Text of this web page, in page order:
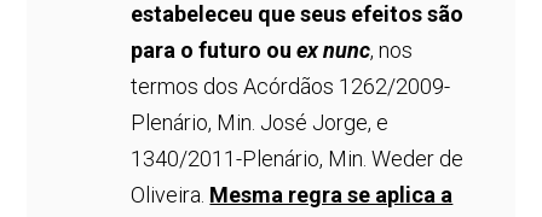
estabeleceu que seus efeitos são
para o futuro ouex nunc, nos
termos dos Acórdãos 1262/2009-
Plenário, Min. José Jorge, e
1340/2011-Plenário, Min. Weder de
Oliveira. Mesma regra se aplica a